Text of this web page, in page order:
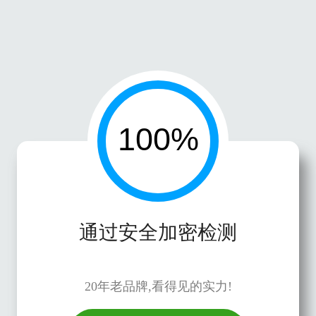
通过安全加密检测
20年老品牌,看得见的实力!